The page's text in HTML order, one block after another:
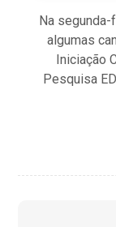
Na
algumas
Iniciação
Pesquisa